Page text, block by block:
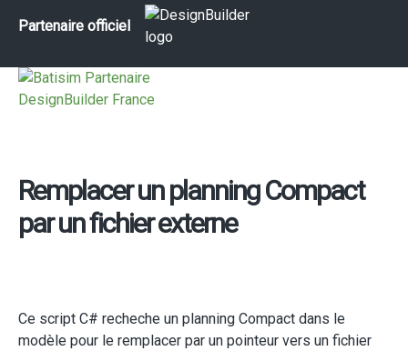
Partenaire officiel
Remplacer un planning Compact
par un fichier externe
Ce script C# recheche un planning Compact dans le
modèle pour le remplacer par un pointeur vers un fichier